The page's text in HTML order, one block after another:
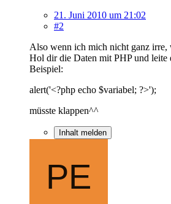
21. Juni 2010 um 21:02
#2
Also wenn ich mich nicht ganz irre,
Hol dir die Daten mit PHP und leite
Beispiel:
alert('<?php echo $variabel; ?>');
müsste klappen^^
Inhalt melden